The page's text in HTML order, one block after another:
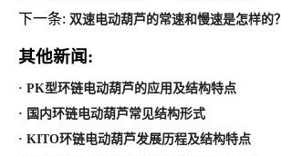
下一条: 双速电动葫芦的常速和慢速是怎样的？
其他新闻:
· PK型环链电动葫芦的应用及结构特点
· 国内环链电动葫芦常见结构形式
· KITO环链电动葫芦发展历程及结构特点